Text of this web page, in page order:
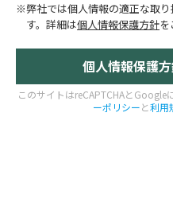
※弊社では個人情報の適正な取
す。 詳細は個人情報保護方針を
このサイトはreCAPTCHAとGoogle
ーポリシーと利用